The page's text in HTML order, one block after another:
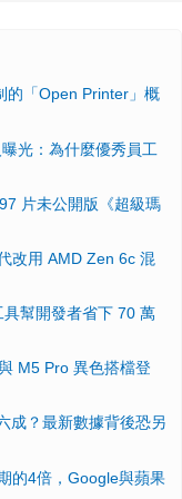
的「Open Printer」概
光：為什麼優秀員工
片未公開版《超級瑪
改用 AMD Zen 6c 混
幫開發者省下 70 萬
M5 Pro 異色搭檔登
成？最新數據背後恐另
的4倍，Google與蘋果